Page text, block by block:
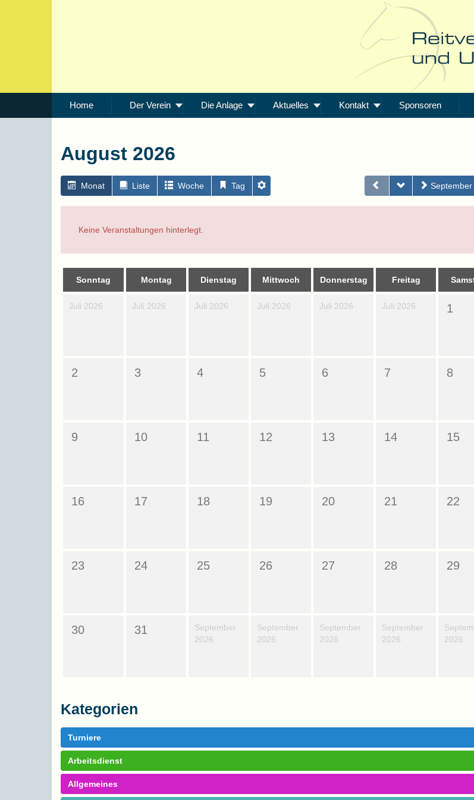
Home Der Verein Die Anlage Aktuelles Kontakt Sponsoren
August 2026
Monat Liste Woche Tag September
Keine Veranstaltungen hinterlegt.
Sonntag Montag Dienstag Mittwoch Donnerstag Freitag
Juli 2026 Juli 2026 Juli 2026 Juli 2026 Juli 2026 Juli 2026 1
2 3 4 5 6 7 8
9 10 11 12 13 14 15
16 17 18 19 20 21 22
23 24 25 26 27 28 29
30 31
September
2026
September
2026
September
2026
September
2026
2026
Kategorien
Turniere
Arbeitsdienst
Allgemeines